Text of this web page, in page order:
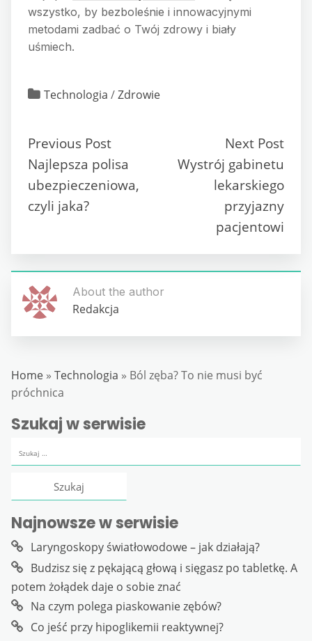
wszystko, by bezboleśnie i innowacyjnymi
metodami zadbać o Twój zdrowy i biały
uśmiech.
Technologia /Zdrowie
Previous Post
Najlepsza polisa
ubezpieczeniowa,
czyli jaka?
Next Post
Wystrój gabinetu
lekarskiego
przyjazny
pacjentowi
About the author
Redakcja
Home » Technologia » Ból zęba? To nie musi być
próchnica
Szukaj w serwisie
Najnowsze w serwisie
Laryngoskopy światłowodowe – jak działają?
Budzisz się z pękającą głową i sięgasz po tabletkę. A
potem żołądek daje o sobie znać
Na czym polega piaskowanie zębów?
Co jeść przy hipoglikemii reaktywnej?